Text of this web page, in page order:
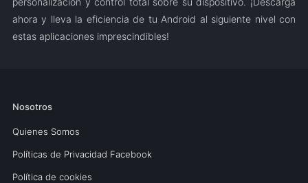
ahora y lleva la eficiencia de tu Android al siguiente nivel con
estas aplicaciones imprescindibles!
Nosotros
Quienes Somos
Políticas de Privacidad Facebook
Política de cookies